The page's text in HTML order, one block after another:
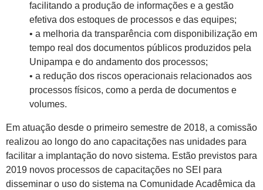
facilitando a produção de informações e a gestão
efetiva dos estoques de processos e das equipes;
• a melhoria da transparência com disponibilização em
tempo real dos documentos públicos produzidos pela
Unipampa e do andamento dos processos;
• a redução dos riscos operacionais relacionados aos
processos físicos, como a perda de documentos e
volumes.
Em atuação desde o primeiro semestre de 2018, a comissão
realizou ao longo do ano capacitações nas unidades para
facilitar a implantação do novo sistema. Estão previstos para
2019 novos processos de capacitações no SEI para
disseminar o uso do sistema na Comunidade Acadêmica da